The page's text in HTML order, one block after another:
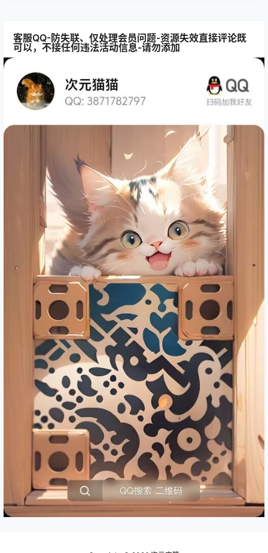
客服QQ-防失联、仅处理会员问题-资源失效直接评论既
可以，不接任何违法活动信息-请勿添加